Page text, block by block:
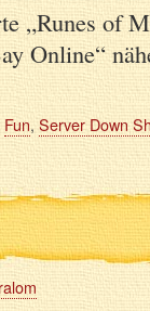
„Runes of
Online“
Fun,Server Down